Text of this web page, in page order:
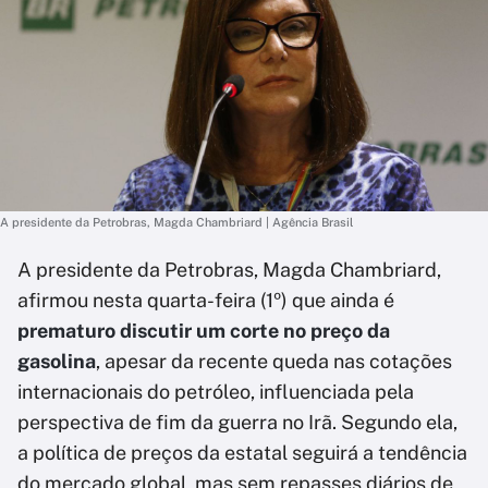
A presidente da Petrobras, Magda Chambriard | Agência Brasil
A presidente da Petrobras, Magda Chambriard,
afirmou nesta quarta-feira (1º) que ainda é
prematuro discutir um corte no preço da
gasolina, apesar da recente queda nas cotações
internacionais do petróleo, influenciada pela
perspectiva de fim da guerra no Irã. Segundo ela,
a política de preços da estatal seguirá a tendência
do mercado global, mas sem repasses diários de